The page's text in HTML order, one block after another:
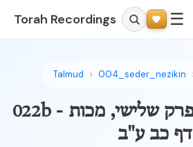
Torah Recordings ☰
Talmud 004_seder_nezikin
022b - אלו הן הלוקין, פרק שלישי, מכות
דף כב ע"ב